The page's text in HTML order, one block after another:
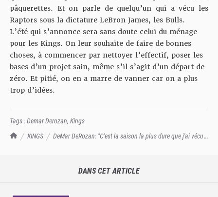
TrashTalk Actu NBA
KINGS
DeMar DeRozan: "C'est la saison la plus dure que j'ai vécue
pâquerettes. Et on parle de quelqu’un qui a vécu les
Raptors sous la dictature LeBron James, les Bulls.
L’été qui s’annonce sera sans doute celui du ménage
pour les Kings. On leur souhaite de faire de bonnes
choses, à commencer par nettoyer l’effectif, poser les
bases d’un projet sain, même s’il s’agit d’un départ de
zéro. Et pitié, on en a marre de vanner car on a plus
trop d’idées.
Tags :Demar Derozan, Kings
DANS CET ARTICLE